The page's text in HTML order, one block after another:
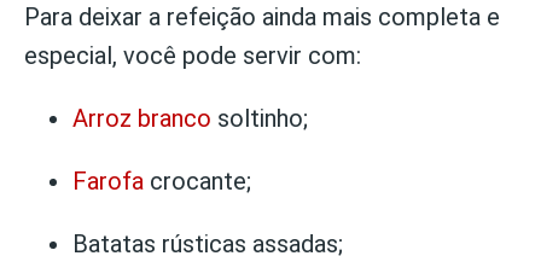
Para deixar a refeição ainda mais completa e
especial, você pode servir com:
Arroz branco soltinho;
Farofa crocante;
Batatas rústicas assadas;